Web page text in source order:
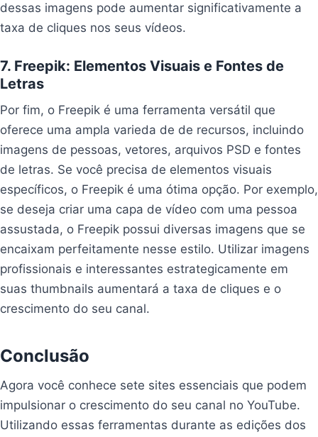
dessas imagens pode aumentar significativamente a
taxa de cliques nos seus vídeos.
7. Freepik: Elementos Visuais e Fontes de
Letras
Por fim, o Freepik é uma ferramenta versátil que
oferece uma ampla varieda de de recursos, incluindo
imagens de pessoas, vetores, arquivos PSD e fontes
de letras. Se você precisa de elementos visuais
específicos, o Freepik é uma ótima opção. Por exemplo,
se deseja criar uma capa de vídeo com uma pessoa
assustada, o Freepik possui diversas imagens que se
encaixam perfeitamente nesse estilo. Utilizar imagens
profissionais e interessantes estrategicamente em
suas thumbnails aumentará a taxa de cliques e o
crescimento do seu canal.
Conclusão
Agora você conhece sete sites essenciais que podem
impulsionar o crescimento do seu canal no YouTube.
Utilizando essas ferramentas durante as edições dos